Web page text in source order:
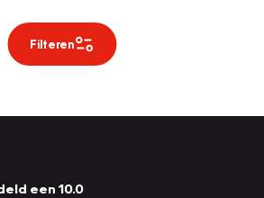
Filteren
een 10.0